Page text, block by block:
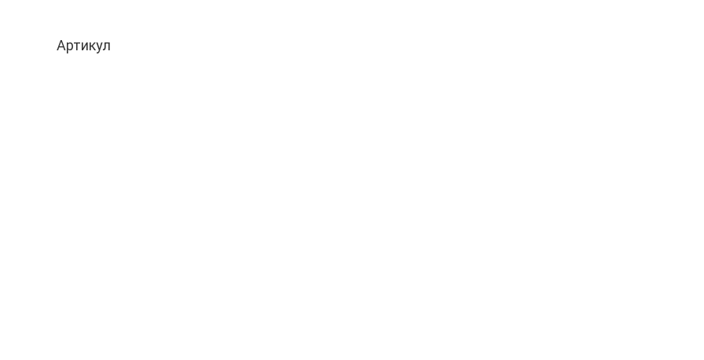
Артикул